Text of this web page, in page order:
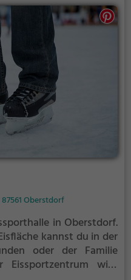
Oberstdorf
in Oberstdorf.
kannst du in der
oder der Familie
Eissportzentrum wird